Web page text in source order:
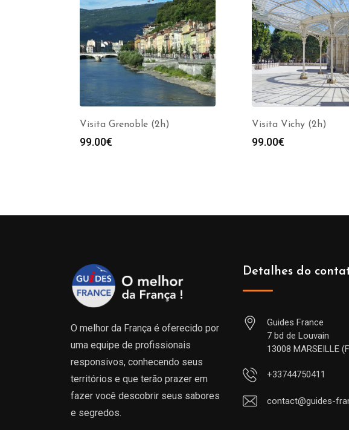
Visita Grenoble (2h)
99.00€
Visita Vichy (2h)
99.00€
O melhor da França é oferecido por
uma equipe de profissionais
responsivos, conhecendo seus
territórios e que terão prazer em
fazer você descobrir seus sabores
e segredos.
Detalhes do
Guides France
7 bd de Louvain
13008 MARSEILLE
+33744750411
contact@guides-